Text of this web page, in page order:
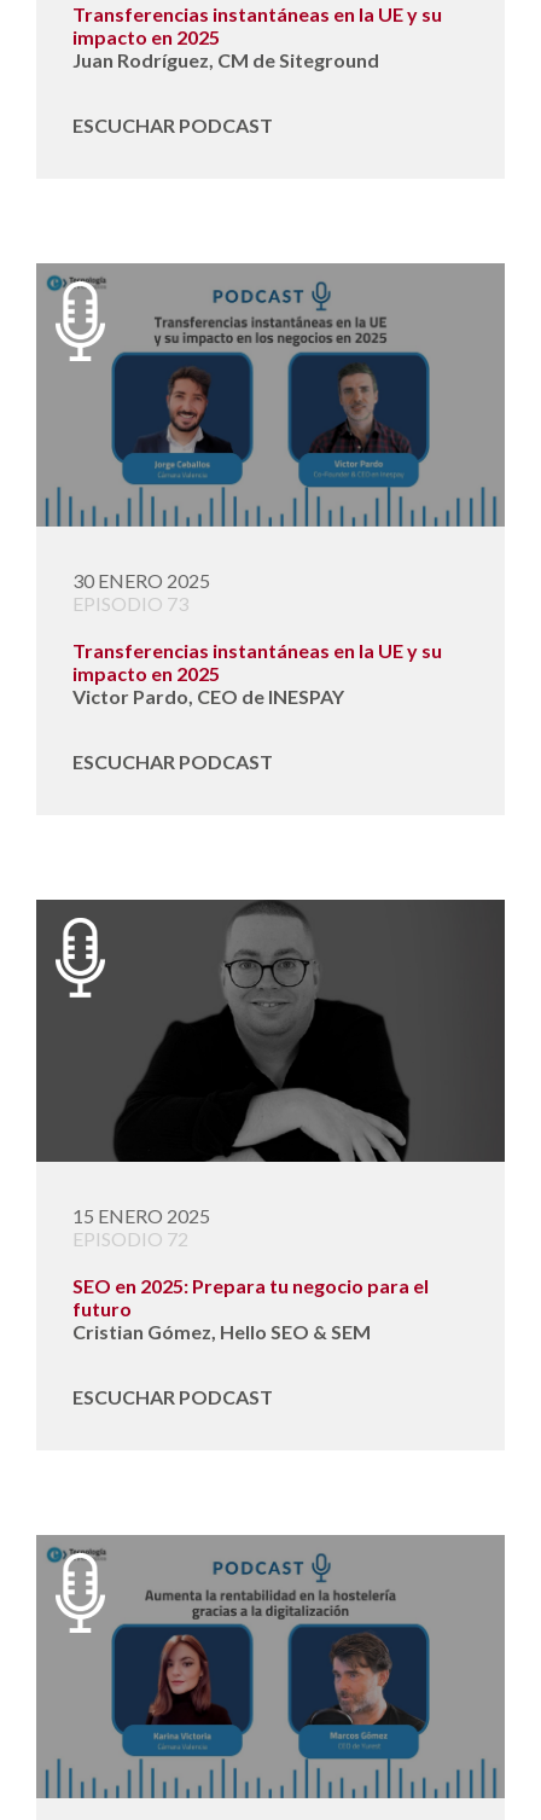
Transferencias instantáneas en la UE y su
impacto en 2025
Juan Rodríguez, CM de Siteground
ESCUCHAR PODCAST
30 ENERO 2025
EPISODIO 73
Transferencias instantáneas en la UE y su
impacto en 2025
Victor Pardo, CEO de INESPAY
ESCUCHAR PODCAST
15 ENERO 2025
EPISODIO 72
SEO en 2025: Prepara tu negocio para el
futuro
Cristian Gómez, Hello SEO & SEM
ESCUCHAR PODCAST